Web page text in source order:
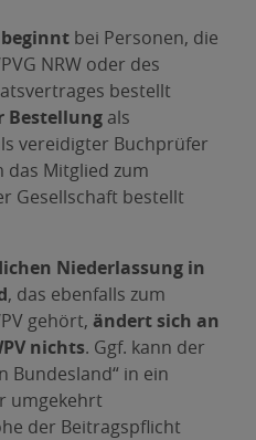
beginnt bei Personen, die
NRW oder des
bestellt
Bestellung als
vereidigter Buchprüfer
das Mitglied zum
Gesellschaft bestellt
Niederlassung in
, das ebenfalls zum
gehört, ändert sich an
nichts. Ggf. kann der
Bundesland“ in ein
umgekehrt
der Beitragspflicht